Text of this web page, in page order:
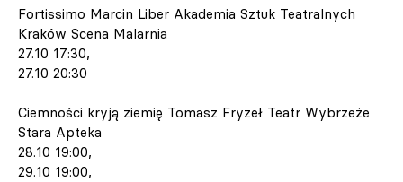
Fortissimo Marcin Liber Akademia Sztuk Teatralnych
Kraków Scena Malarnia
27.10 17:30,
27.10 20:30
Ciemności kryją ziemię Tomasz Fryzeł Teatr Wybrzeże
Stara Apteka
28.10 19:00,
29.10 19:00,